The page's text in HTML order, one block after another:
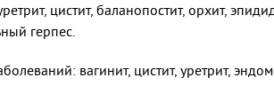
цистит, баланопостит, орхит,
герпес.
вагинит, цистит, уретрит,